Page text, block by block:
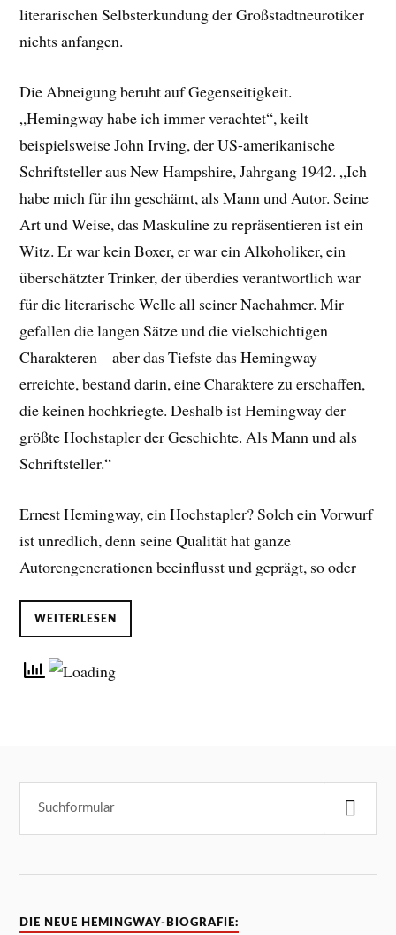
literarischen Selbsterkundung der Großstadtneurotiker
nichts anfangen.
Die Abneigung beruht auf Gegenseitigkeit.
„Hemingway habe ich immer verachtet“, keilt
beispielsweise John Irving, der US-amerikanische
Schriftsteller aus New Hampshire, Jahrgang 1942. „Ich
habe mich für ihn geschämt, als Mann und Autor. Seine
Art und Weise, das Maskuline zu repräsentieren ist ein
Witz. Er war kein Boxer, er war ein Alkoholiker, ein
überschätzter Trinker, der überdies verantwortlich war
für die literarische Welle all seiner Nachahmer. Mir
gefallen die langen Sätze und die vielschichtigen
Charakteren – aber das Tiefste das Hemingway
erreichte, bestand darin, eine Charaktere zu erschaffen,
die keinen hochkriegte. Deshalb ist Hemingway der
größte Hochstapler der Geschichte. Als Mann und als
Schriftsteller.“
Ernest Hemingway, ein Hochstapler? Solch ein Vorwurf
ist unredlich, denn seine Qualität hat ganze
Autorengenerationen beeinflusst und geprägt, so oder
WEITERLESEN
DIE NEUE HEMINGWAY-BIOGRAFIE: